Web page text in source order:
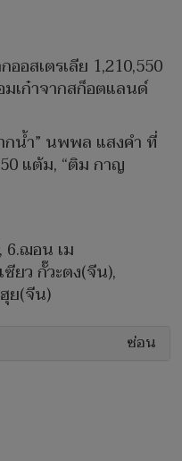
อสเตรเลีย 1,210,550
เก๋าจากสก็อตแลนด์
น้ำ” นพพล แสงคำ ที่
แต้ม, “ติม กาญ
6.ฌอน เม
ยว กั๊วะตง(จีน),
ย(จีน)
ซ่อน